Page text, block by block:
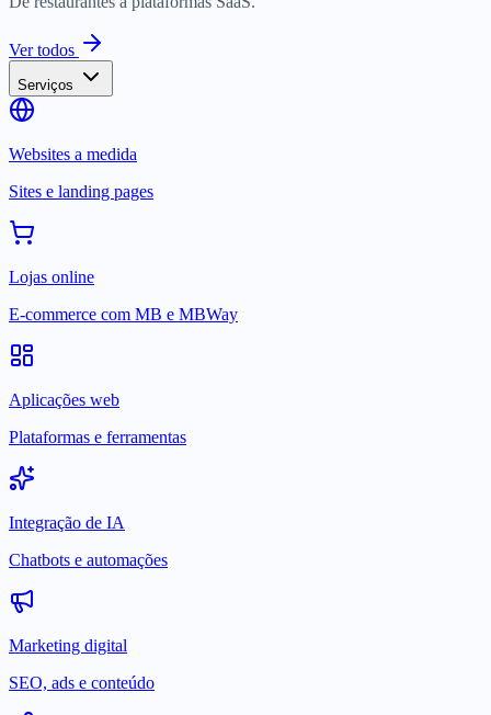
Ver todos
Serviços
Websites a medida
Sites e landing pages
Lojas online
E-commerce com MB e MBWay
Aplicações web
Plataformas e ferramentas
Integração de IA
Chatbots e automações
Marketing digital
SEO, ads e conteúdo